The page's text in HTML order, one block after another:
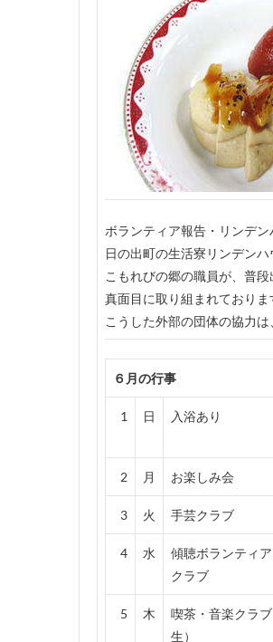
ボランティア報告・リンデ
日の出町の生活寮リンデン
こもれびの郷の職員が、普
真面目に取り組まれておりま
こうした外部の団体の協力
６月の行事
1 日 入浴あり
2 月 お楽しみ会
3 火 手芸クラブ
4 水
傾聴ボランティ
クラブ
5 木
喫茶・音楽クラ
生）